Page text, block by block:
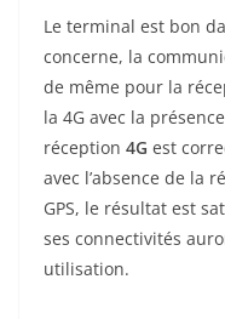
Le terminal est bon
concerne, la
de même pour la
la 4G avec la
réception 4G est
avec l’absence de la
GPS, le résultat est
ses connectivités
utilisation.